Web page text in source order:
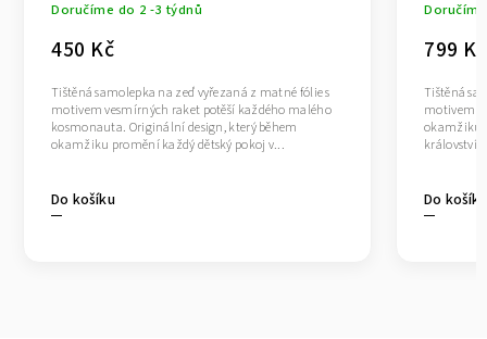
Doručíme do 2 -3 týdnů
450 Kč
Do košíku
Tištěná samolepka na zeď vyřezaná z matné fólie s
motivem vesmírných raket potěší každého malého
kosmonauta. Originální design, který během
okamžiku promění každý dětský pokoj v...
799 Kč
Do košíku
Tištěná
motivem
okamžiku
království.